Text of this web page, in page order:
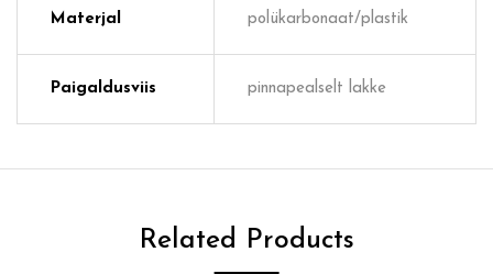
Materjal polükarbonaat/plastik
Paigaldusviis pinnapealselt lakke
Related Products